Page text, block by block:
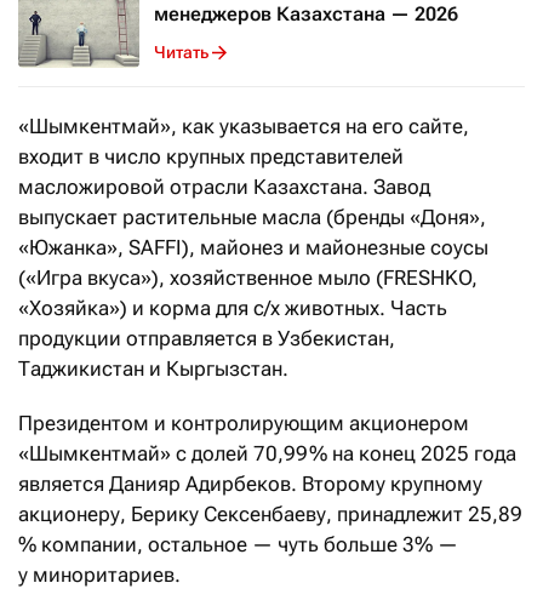
менеджеров Казахстана — 2026
Читать
«Шымкентмай», как указывается на его сайте,
входит в число крупных представителей
масложировой отрасли Казахстана. Завод
выпускает растительные масла (бренды «Доня»,
«Южанка», SAFFI), майонез и майонезные соусы
(«Игра вкуса»), хозяйственное мыло (FRESHKO,
«Хозяйка») и корма для с/х животных. Часть
продукции отправляется в Узбекистан,
Таджикистан и Кыргызстан.
Президентом и контролирующим акционером
«Шымкентмай» с долей 70,99 % на конец 2025 года
является Данияр Адирбеков. Второму крупному
акционеру, Берику Сексенбаеву, принадлежит 25,89
% компании, остальное — чуть больше 3% —
у миноритариев.